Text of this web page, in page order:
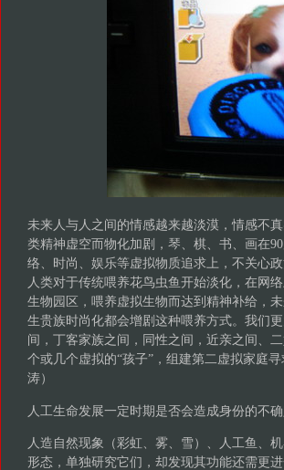
未来人与人之间的情感越来越淡漠，情感不
类精神虚空而物化加剧，琴、棋、书、画在
络、时尚、娱乐等虚拟物质追求上，不关心
人类对于传统喂养花鸟虫鱼开始淡化，在网
生物园区，喂养虚拟生物而达到精神补给，
生贵族时尚化都会增剧这种喂养方式。我们
间，丁客家族之间，同性之间，近亲之间、
个或几个虚拟的“孩子”，组建第二虚拟家庭
涛）
人工生命发展一定时期是否会造成身份的不
人造自然现象（彩虹、雾、雪）、人工鱼
形态，单独研究它们，却发现其功能还需更